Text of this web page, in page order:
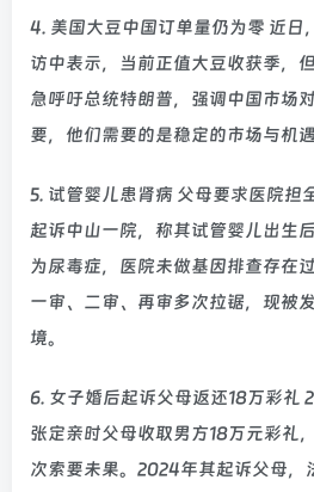
4. 美国大豆中国订单量仍为零 近日
访中表示，当前正值大豆收获季，
急呼吁总统特朗普，强调中国市场
要，他们需要的是稳定的市场与机遇
5. 试管婴儿患肾病 父母要求医院担
起诉中山一院，称其试管婴儿出生
为尿毒症，医院未做基因排查存在
一审、二审、再审多次拉锯，现被
境。
6. 女子婚后起诉父母返还18万彩礼
张定亲时父母收取男方18万元彩礼
次索要未果。2024年其起诉父母，